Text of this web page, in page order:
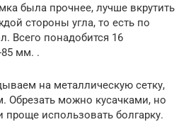
была прочнее, лучше вкрутить
стороны угла, то есть по
Всего понадобится 16
мм. .
на металлическую сетку,
Обрезать можно кусачками, но
использовать болгарку.